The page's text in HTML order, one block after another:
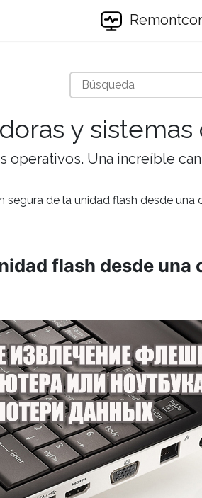
y sistemas
operativos. Una increíble
segura de la unidad flash desde
flash desde